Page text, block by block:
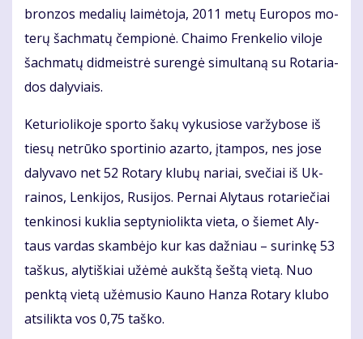
bron­zos me­da­lių lai­mė­to­ja, 2011 me­tų Eu­ro­pos mo­
te­rų šach­ma­tų čem­pio­nė. Chai­mo Fren­ke­lio vi­lo­je
šach­ma­tų did­meist­rė su­ren­gė si­mul­ta­ną su Ro­ta­ria­
dos da­ly­viais.
Ke­tu­rio­li­ko­je spor­to ša­kų vy­ku­sio­se var­žy­bo­se iš
tie­sų ne­trū­ko spor­ti­nio azar­to, įtam­pos, nes jo­se
da­ly­va­vo net 52 Ro­ta­ry klu­bų na­riai, sve­čiai iš Uk­
rai­nos, Len­ki­jos, Ru­si­jos. Per­nai Aly­taus ro­ta­rie­čiai
ten­ki­no­si kuk­lia sep­ty­nio­lik­ta vie­ta, o šie­met Aly­
taus var­das skam­bė­jo kur kas daž­niau – su­rin­kę 53
taš­kus, aly­tiš­kiai už­ėmė aukš­tą šeš­tą vie­tą. Nuo
penk­tą vie­tą už­ėmu­sio Kau­no Han­za Ro­ta­ry klu­bo
at­si­lik­ta vos 0,75 taš­ko.